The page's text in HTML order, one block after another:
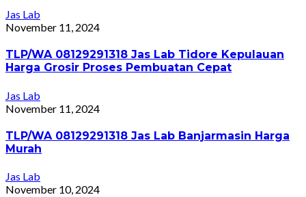
Jas Lab
November 11, 2024
TLP/WA 08129291318 Jas Lab Tidore Kepulauan
Harga Grosir Proses Pembuatan Cepat
Jas Lab
November 11, 2024
TLP/WA 08129291318 Jas Lab Banjarmasin Harga
Murah
Jas Lab
November 10, 2024